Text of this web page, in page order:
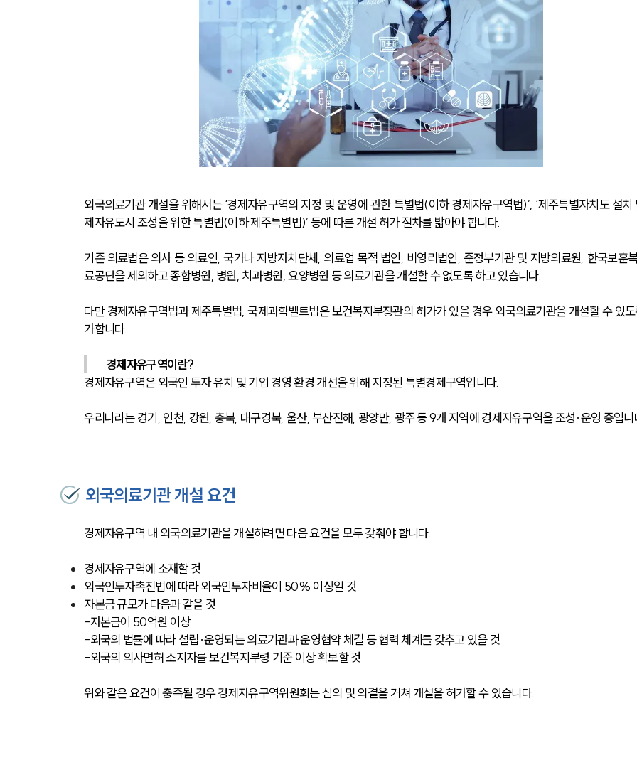
외국의료기관 개설을 위해서는 ‘경제자유구역의 지정 및 운영에 관한 특별법(이하 경제자유구역법)’, ‘제주특별자치도 설치
제자유도시 조성을 위한 특별법(이하 제주특별법)’ 등에 따른 개설 허가 절차를 밟아야 합니다.
기존 의료법은 의사 등 의료인, 국가나 지방자치단체, 의료업 목적 법인, 비영리법인, 준정부기관 및 지방의료원, 한국보훈
료공단을 제외하고 종합병원, 병원, 치과병원, 요양병원 등 의료기관을 개설할 수 없도록 하고 있습니다.
다만 경제자유구역법과 제주특별법, 국제과학벨트법은 보건복지부장관의 허가가 있을 경우 외국의료기관을 개설할 수 있
가합니다.
경제자유구역이란?
경제자유구역은 외국인 투자 유치 및 기업 경영 환경 개선을 위해 지정된 특별경제구역입니다.
우리나라는 경기, 인천, 강원, 충북, 대구경북, 울산, 부산진해, 광양만, 광주 등 9개 지역에 경제자유구역을 조성·운영 중입니
외국의료기관 개설 요건
경제자유구역 내 외국의료기관을 개설하려면 다음 요건을 모두 갖춰야 합니다.
경제자유구역에 소재할 것
외국인투자촉진법에 따라 외국인투자비율이 50% 이상일 것
자본금 규모가 다음과 같을 것
-자본금이 50억원 이상
-외국의 법률에 따라 설립·운영되는 의료기관과 운영협약 체결 등 협력 체계를 갖추고 있을 것
-외국의 의사면허 소지자를 보건복지부령 기준 이상 확보할 것
위와 같은 요건이 충족될 경우 경제자유구역위원회는 심의 및 의결을 거쳐 개설을 허가할 수 있습니다.